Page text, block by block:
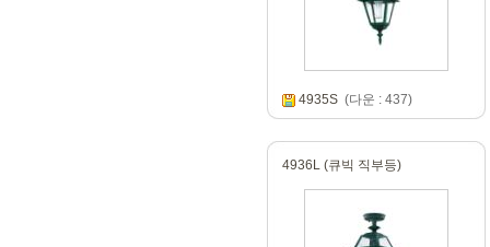
4935S(다운 : 437)
4936L (큐빅 직부등)